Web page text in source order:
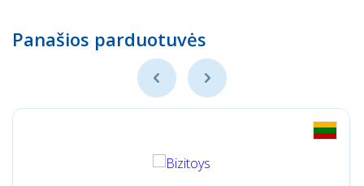
Panašios parduotuvės